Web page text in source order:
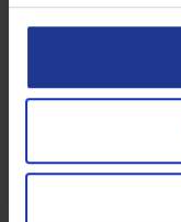
Q8 T 400
Olio motore SAE